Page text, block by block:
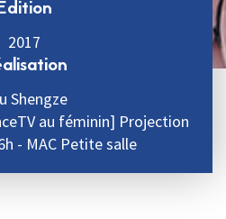
2017
Shengze
au féminin] Projection
- MAC Petite salle